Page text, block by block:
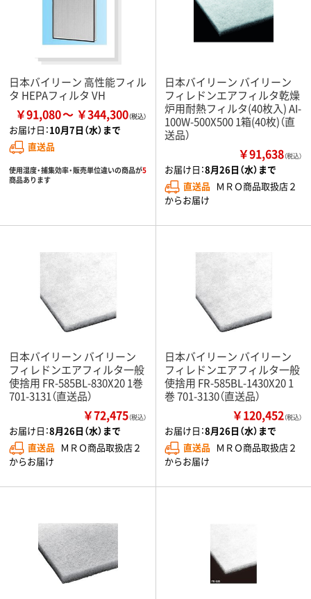
日本バイリーン 高性能フィル
タ HEPAフィルタ VH
￥91,080 ￥344,300
お届け日：10月7日（水）まで
直送品
使用湿度・捕集効率・販売単位違いの商品が5
商品あります
日本バイリーン バイリーン
フィレドンエアフィルタ乾燥
炉用耐熱フィルタ(40枚入) AI-
100W-500X500 1箱(40枚)（直
送品）
￥91,638（税込）
お届け日：8月26日（水）まで
直送品 ＭＲＯ商品取扱店２
からお届け
日本バイリーン バイリーン
フィレドンエアフィルタ一般
使捨用 FR-585BL-830X20 1巻
701-3131（直送品）
￥72,475（税込）
お届け日：8月26日（水）まで
直送品 ＭＲＯ商品取扱店２
からお届け
日本バイリーン バイリーン
フィレドンエアフィルタ一般
使捨用 FR-585BL-1430X20 1
巻 701-3130（直送品）
￥120,452（税込）
お届け日：8月26日（水）まで
直送品 ＭＲＯ商品取扱店２
からお届け